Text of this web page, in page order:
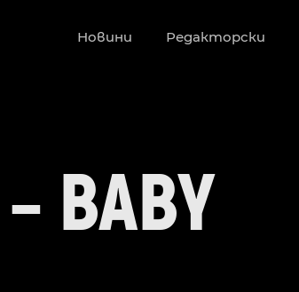
Новини Редакторски
BABY